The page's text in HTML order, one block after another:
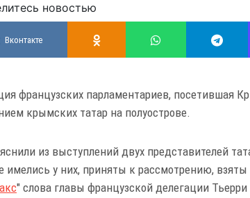
новостью
Вконтакте
французских парламентариев, посетившая
крымских татар на полуострове.
из выступлений двух представителей
имелись у них, приняты к рассмотрению, взяты
" слова главы французской делегации